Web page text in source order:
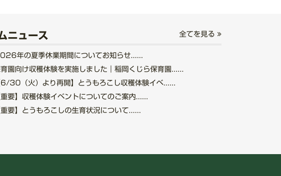
ニュース 全てを見る
年の夏季休業期間についてお知らせ......
園向け収穫体験を実施しました｜稲岡くじら保育園......
6/30（火）より再開】とうもろこし収穫体験イベ......
重要】収穫体験イベントについてのご案内......
重要】とうもろこしの生育状況について......